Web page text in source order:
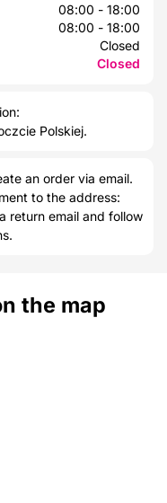
08:00 - 18:00
08:00 - 18:00
Closed
Closed
Polskiej.
an order via email.
to the address:
return email and follow
the map